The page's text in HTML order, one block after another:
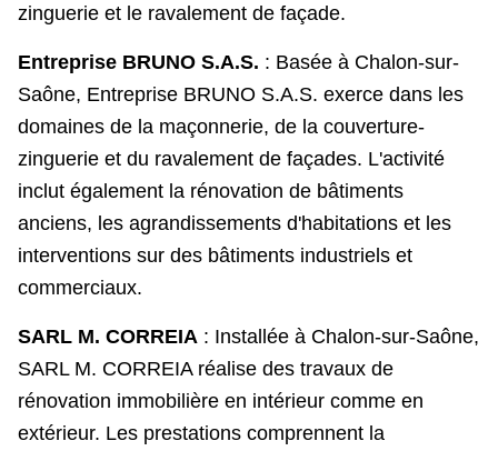
zinguerie et le ravalement de façade.
Entreprise BRUNO S.A.S. : Basée à Chalon-sur-
Saône, Entreprise BRUNO S.A.S. exerce dans les
domaines de la maçonnerie, de la couverture-
zinguerie et du ravalement de façades. L'activité
inclut également la rénovation de bâtiments
anciens, les agrandissements d'habitations et les
interventions sur des bâtiments industriels et
commerciaux.
SARL M. CORREIA : Installée à Chalon-sur-Saône,
SARL M. CORREIA réalise des travaux de
rénovation immobilière en intérieur comme en
extérieur. Les prestations comprennent la